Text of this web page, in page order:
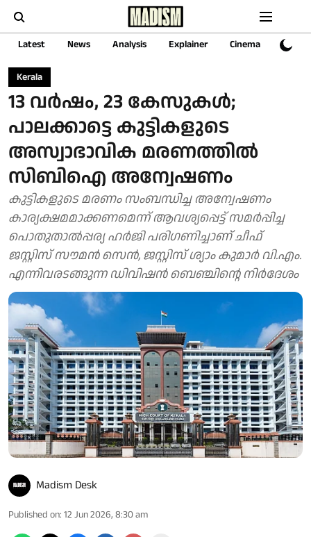
Latest News Analysis Explainer Cinema Sports
Kerala
13 വര്‍ഷം, 23 കേസുകൾ;
പാലക്കാട്ടെ കുട്ടികളുടെ
അസ്വാഭാവിക മരണത്തില്‍
സിബിഐ അന്വേഷണം
കുട്ടികളുടെ മരണം സംബന്ധിച്ച അന്വേഷണം
കാര്യക്ഷമമാക്കണമെന്ന് ആവശ്യപ്പെട്ട് സമര്‍പ്പിച്ച
പൊതുതാല്‍പ്പര്യ ഹര്‍ജി പരിഗണിച്ചാണ് ചീഫ്
ജസ്റ്റിസ് സൗമന്‍ സെന്‍, ജസ്റ്റിസ് ശ്യാം കുമാര്‍ വി.എം.
എന്നിവരടങ്ങുന്ന ഡിവിഷന്‍ ബെഞ്ചിന്റെ നിര്‍ദേശം
Madism Desk
Published on: 12 Jun 2026, 8:30 am